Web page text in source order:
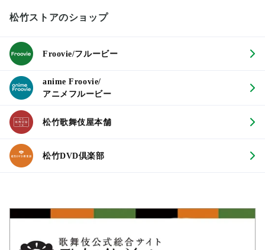
松竹ストアのショップ
Froovie/フルービー
anime Froovie/
アニメフルービー
松竹歌舞伎屋本舗
松竹DVD倶楽部